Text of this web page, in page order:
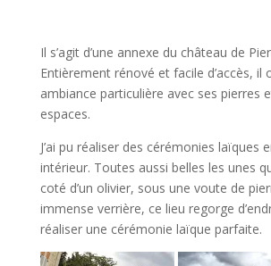
Il s’agit d’une annexe du château de
Entièrement rénové et facile d’accès, il
ambiance particulière avec ses pierres
espaces.
J’ai pu réaliser des cérémonies laïques
intérieur. Toutes aussi belles les unes
coté d’un olivier, sous une voute de
immense verrière, ce lieu regorge
réaliser une cérémonie laïque parfaite.